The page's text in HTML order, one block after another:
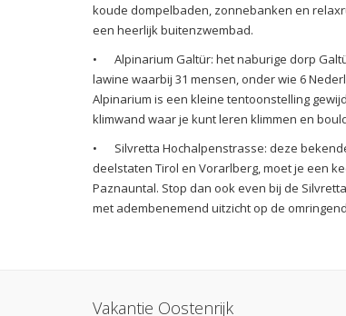
koude dompelbaden, zonnebanken en
een heerlijk buitenzwembad.
•
Alpinarium Galtür: het naburige dorp
lawine waarbij 31 mensen, onder wie 6
Alpinarium is een kleine tentoonstelling
klimwand waar je kunt leren klimmen en
•
Silvretta Hochalpenstrasse: deze
deelstaten Tirol en Vorarlberg, moet je een
Paznauntal. Stop dan ook even bij de
met adembenemend uitzicht op de
Vakantie Oostenrijk